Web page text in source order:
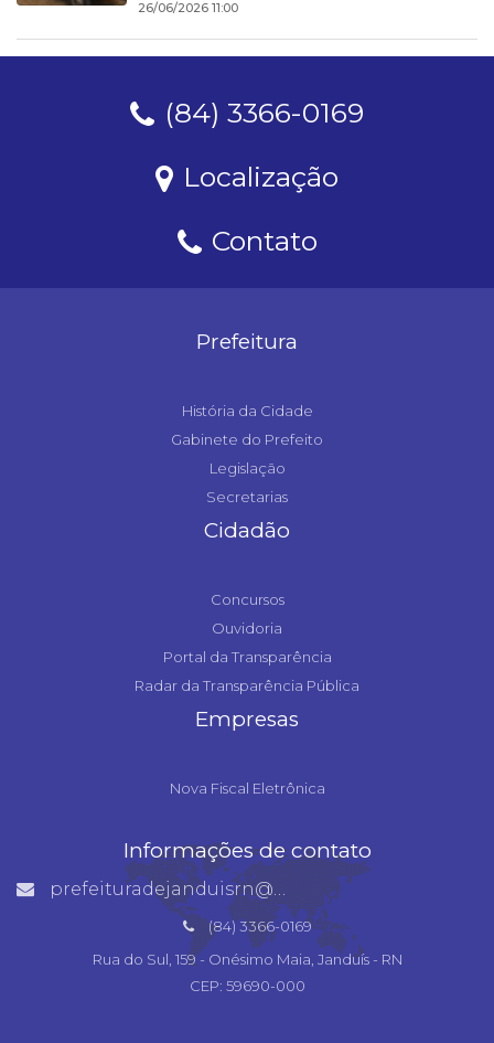
26/06/2026 11:00
(84) 3366-0169
Localização
Contato
Prefeitura
História da Cidade
Gabinete do Prefeito
Legislação
Secretarias
Cidadão
Concursos
Ouvidoria
Portal da Transparência
Radar da Transparência Pública
Empresas
Nova Fiscal Eletrônica
Informações de contato
prefeituradejanduisrn@gmail.com
(84) 3366-0169
Rua do Sul, 159 - Onésimo Maia, Janduís - RN
CEP: 59690-000